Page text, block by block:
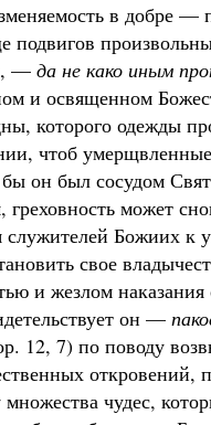
в добре —
подвигов
— да не како иным
и освященном
которого одежды
чтоб
он был сосудом
греховность может
служителей Божиих
свое
и жезлом наказания
он —
12, 7) по поводу
откровений,
чудес,